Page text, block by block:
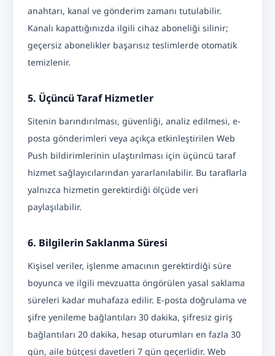
anahtarı, kanal ve gönderim zamanı tutulabilir.
Kanalı kapattığınızda ilgili cihaz aboneliği silinir;
geçersiz abonelikler başarısız teslimlerde otomatik
temizlenir.
5. Üçüncü Taraf Hizmetler
Sitenin barındırılması, güvenliği, analiz edilmesi, e-
posta gönderimleri veya açıkça etkinleştirilen Web
Push bildirimlerinin ulaştırılması için üçüncü taraf
hizmet sağlayıcılarından yararlanılabilir. Bu taraflarla
yalnızca hizmetin gerektirdiği ölçüde veri
paylaşılabilir.
6. Bilgilerin Saklanma Süresi
Kişisel veriler, işlenme amacının gerektirdiği süre
boyunca ve ilgili mevzuatta öngörülen yasal saklama
süreleri kadar muhafaza edilir. E-posta doğrulama ve
şifre yenileme bağlantıları 30 dakika, şifresiz giriş
bağlantıları 20 dakika, hesap oturumları en fazla 30
gün, aile bütçesi davetleri 7 gün geçerlidir. Web